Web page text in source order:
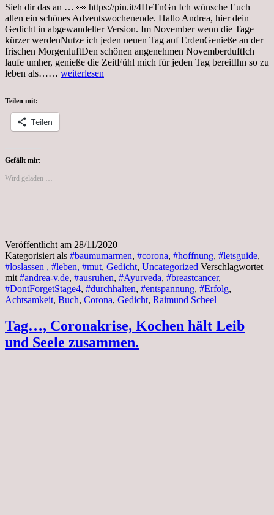
Sieh dir das an … 👀 https://pin.it/4HeTnGn Ich wünsche Euch
allen ein schönes Adventswochenende. Hallo Andrea, hier dein
Gedicht in abgewandelter Version. Im November wenn die Tage
kürzer werdenNutze ich jeden neuen Tag auf ErdenGenieße an der
frischen MorgenluftDen schönen angenehmen NovemberduftIch
laufe umher, genieße die ZeitFühl mich für jeden Tag bereitIhn so zu
leben als…… Tag…,
weiterlesen
Teilen mit:
Teilen
Gefällt mir:
Wird geladen …
Veröffentlicht am 28/11/2020
Kategorisiert als #baumumarmen, #corona, #hoffnung, #letsguide,
#loslassen , #leben, #mut, Gedicht, Uncategorized Verschlagwortet
mit #andrea-v.de, #ausruhen, #Ayurveda, #breastcancer,
#DontForgetStage4, #durchhalten, #entspannung, #Erfolg,
Achtsamkeit, Buch, Corona, Gedicht, Raimund Scheel
Tag…, Coronakrise, Kochen hält Leib
und Seele zusammen.